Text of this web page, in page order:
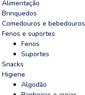
Alimentação
Brinquedos
Comedouros e bebedouros
Fenos e suportes
Fenos
Suportes
Snacks
Higiene
Algodão